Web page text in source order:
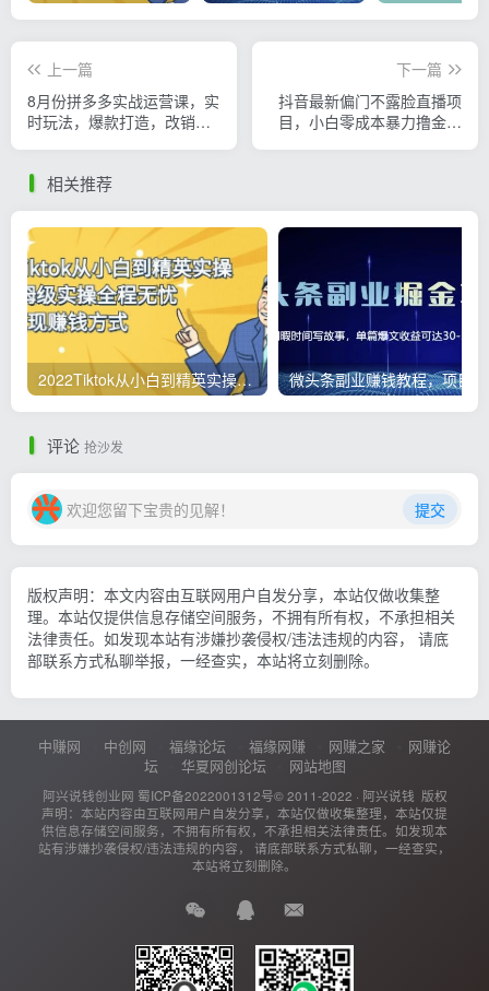
上一篇
8月份拼多多实战运营课，实
时玩法，爆款打造，改销
下一篇
抖音最新偏门不露脸直播项
目，小白零成本暴力撸金日
相关推荐
2022Tiktok从小白到精英实操，0-1保姆级实操全程无忧，多种变现赚钱方式
评论 抢沙发
欢迎您留下宝贵的见解！ 提交
版权声明：本文内容由互联网用户自发分享，本站仅做收集整
理。本站仅提供信息存储空间服务，不拥有所有权，不承担相关
法律责任。如发现本站有涉嫌抄袭侵权/违法违规的内容， 请底
部联系方式私聊举报，一经查实，本站将立刻删除。
中赚网 中创网 福缘论坛 福缘网赚 网赚之家
网赚论
坛
华夏网创论坛 网站地图
阿兴说钱创业网 蜀ICP备2022001312号© 2011-2022 · 阿兴说钱 版权
声明：本站内容由互联网用户自发分享，本站仅做收集整理，本站仅提
供信息存储空间服务，不拥有所有权，不承担相关法律责任。如发现本
站有涉嫌抄袭侵权/违法违规的内容， 请底部联系方式私聊，一经查实，
本站将立刻删除。